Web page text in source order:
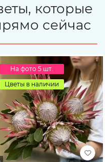
которые
сейчас
На фото 5 шт.
Цветы в наличии